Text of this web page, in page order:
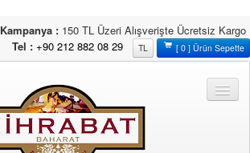
Kampanya : 150 TL Üzeri Alışverişte Ücretsiz Kargo
Tel : +90 212 882 08 29 TL [ 0 ] Ürün Sepette